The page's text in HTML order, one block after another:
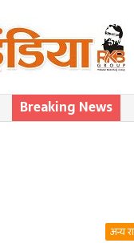
Breaking News
अन्य